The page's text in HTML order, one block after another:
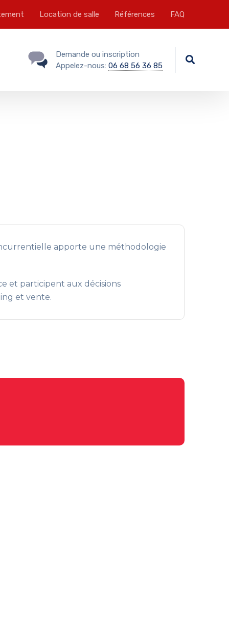
Location de salle Références FAQ
Demande ou inscription
Appelez-nous: 06 68 56 36 85
apporte une méthodologie
et participent aux décisions
et vente.